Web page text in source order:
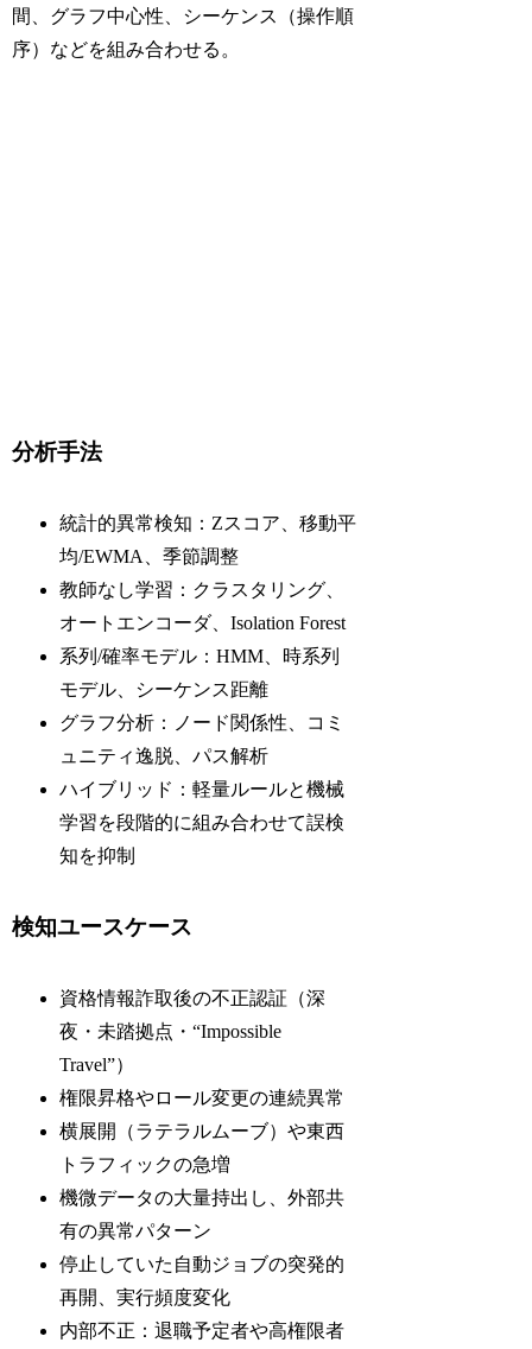
間、グラフ中心性、シーケンス（操作順
序）などを組み合わせる。
分析手法
統計的異常検知：Zスコア、移動平
均/EWMA、季節調整
教師なし学習：クラスタリング、
オートエンコーダ、Isolation Forest
系列/確率モデル：HMM、時系列
モデル、シーケンス距離
グラフ分析：ノード関係性、コミ
ュニティ逸脱、パス解析
ハイブリッド：軽量ルールと機械
学習を段階的に組み合わせて誤検
知を抑制
検知ユースケース
資格情報詐取後の不正認証（深
夜・未踏拠点・“Impossible
Travel”）
権限昇格やロール変更の連続異常
横展開（ラテラルムーブ）や東西
トラフィックの急増
機微データの大量持出し、外部共
有の異常パターン
停止していた自動ジョブの突発的
再開、実行頻度変化
内部不正：退職予定者や高権限者